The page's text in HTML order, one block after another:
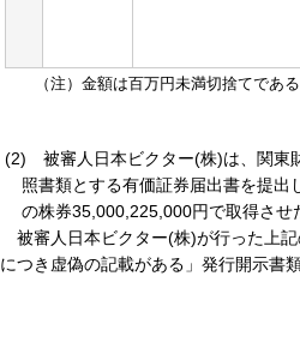
（注）金額は百万円未満切捨てであ
(2) 被審人日本ビクター(株)は、関東
照書類とする有価証券届出書を提
の株券35,000,225,000円で取得させ
被審人日本ビクター(株)が行った上
につき虚偽の記載がある」発行開示書